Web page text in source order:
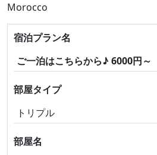
Morocco
宿泊プラン名
ご一泊はこちらから♪ 6000円～
部屋タイプ
トリプル
部屋名